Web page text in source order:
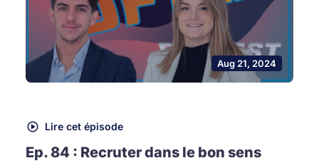
Aug 21, 2024
Lire cet épisode
Ep. 84 : Recruter dans le bon sens